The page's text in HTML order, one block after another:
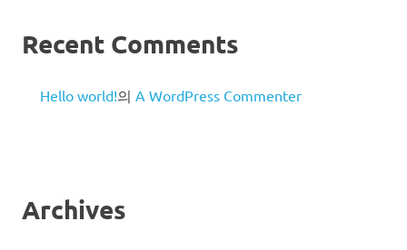
Recent Comments
Hello world!의 A WordPress Commenter
Archives